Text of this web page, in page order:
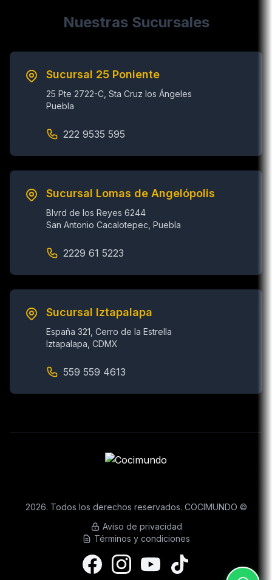
Nuestras Sucursales
Sucursal 25 Poniente
25 Pte 2722-C, Sta Cruz los Ángeles
Puebla
222 9535 595
Sucursal Lomas de Angelópolis
Blvrd de los Reyes 6244
San Antonio Cacalotepec, Puebla
2229 61 5223
Sucursal Iztapalapa
España 321, Cerro de la Estrella
Iztapalapa, CDMX
559 559 4613
2026. Todos los derechos reservados. COCIMUNDO ©
Aviso de privacidad
Términos y condiciones